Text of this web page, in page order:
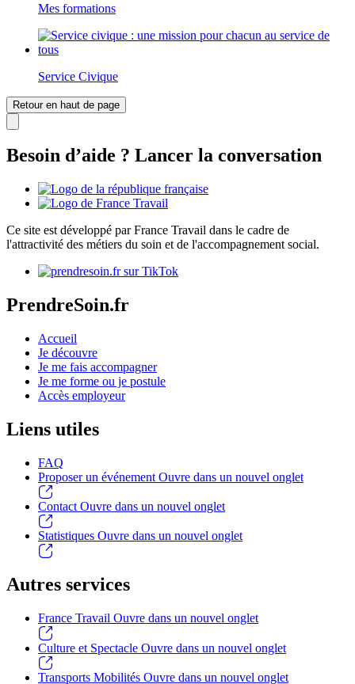
Mes formations
Service Civique
Retour en haut de page
Besoin d’aide ? Lancer la conversation
Ce site est développé par France Travail dans le cadre de
l'attractivité des métiers du soin et de l'accompagnement social.
PrendreSoin.fr
Accueil
Je découvre
Je me fais accompagner
Je me forme ou je postule
Accès employeur
Liens utiles
FAQ
Proposer un événement Ouvre dans un nouvel onglet
Contact Ouvre dans un nouvel onglet
Statistiques Ouvre dans un nouvel onglet
Autres services
France Travail Ouvre dans un nouvel onglet
Culture et Spectacle Ouvre dans un nouvel onglet
Transports Mobilités Ouvre dans un nouvel onglet